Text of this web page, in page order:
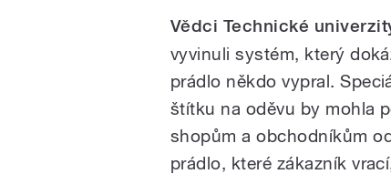
Vědci Technické
vyvinuli systém, který
prádlo někdo vypral.
štítku na oděvu by mohla
shopům a obchodníkům
prádlo, které zákazník